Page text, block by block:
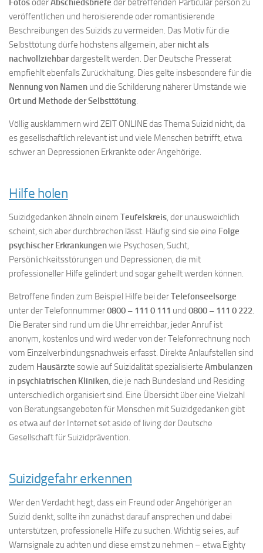
FotosoderAbschiedsbriefe der betreffenden Particular person zu
veröffentlichen und heroisierende oder romantisierende
Beschreibungen des Suizids zu vermeiden. Das Motiv für die
Selbsttötung dürfe höchstens allgemein, aber nicht als
nachvollziehbardargestellt werden. Der Deutsche Presserat
empfiehlt ebenfalls Zurückhaltung. Dies gelte insbesondere für die
Nennung von Namen und die Schilderung näherer Umstände wie
Ort und Methode der Selbsttötung.
Völlig ausklammern wird ZEIT ONLINE das Thema Suizid nicht, da
es gesellschaftlich relevant ist und viele Menschen betrifft, etwa
schwer an Depressionen Erkrankte oder Angehörige.
Hilfe holen
Suizidgedanken ähneln einem Teufelskreis, der unausweichlich
scheint, sich aber durchbrechen lässt. Häufig sind sie eine Folge
psychischer Erkrankungenwie Psychosen, Sucht,
Persönlichkeitsstörungen und Depressionen, die mit
professioneller Hilfe gelindert und sogar geheilt werden können.
Betroffene finden zum Beispiel Hilfe bei derTelefonseelsorge
unter der Telefonnummer0800 – 111 0 111 und 0800 – 111 0 222.
Die Berater sind rund um die Uhr erreichbar, jeder Anruf ist
anonym, kostenlos und wird weder von der Telefonrechnung noch
vom Einzelverbindungsnachweis erfasst. Direkte Anlaufstellen sind
zudem Hausärzte sowie auf Suizidalität spezialisierte Ambulanzen
in psychiatrischen Kliniken, die je nach Bundesland und Residing
unterschiedlich organisiert sind. Eine Übersicht über eine Vielzahl
von Beratungsangeboten für Menschen mit Suizidgedanken gibt
es etwa auf der Internet set aside of living der Deutsche
Gesellschaft für Suizidprävention.
Suizidgefahr erkennen
Wer den Verdacht hegt, dass ein Freund oder Angehöriger an
Suizid denkt, sollte ihn zunächst darauf ansprechen und dabei
unterstützen, professionelle Hilfe zu suchen. Wichtig sei es, auf
Warnsignale zu achten und diese ernst zu nehmen – etwa Eighty